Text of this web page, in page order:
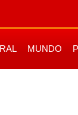
MUNDO